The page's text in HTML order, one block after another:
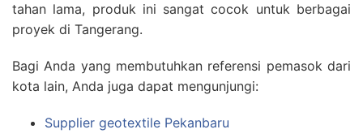
tahan lama, produk ini sangat cocok untuk berbagai
proyek di Tangerang.
Bagi Anda yang membutuhkan referensi pemasok dari
kota lain, Anda juga dapat mengunjungi:
Supplier geotextile Pekanbaru